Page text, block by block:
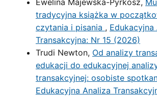
Ewelina Majewska-Pyrkosz,
tradycyjna książka w
czytania i pisania , Edukacyjna
Transakcyjna: Nr 15 (2026)
Trudi Newton, Od analizy
edukacji do edukacyjnej
transakcyjnej: osobiste
Edukacyjna Analiza